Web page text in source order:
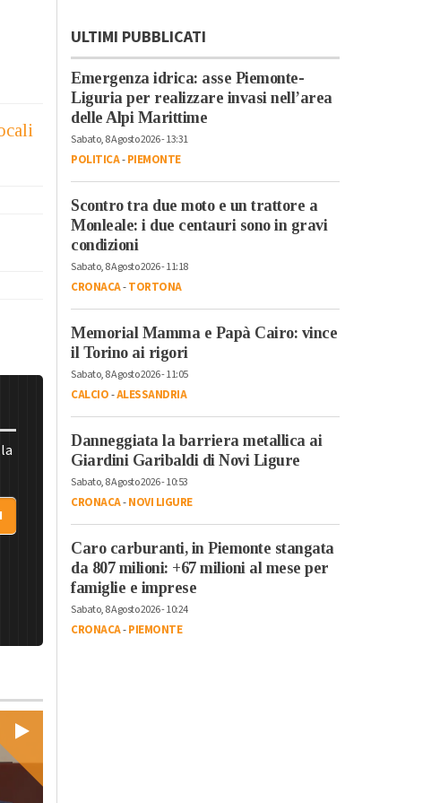
ULTIMI PUBBLICATI
Emergenza idrica: asse Piemonte-
Liguria per realizzare invasi nell’area
delle Alpi Marittime
Sabato, 8 Agosto 2026 - 13:31
POLITICA-PIEMONTE
Scontro tra due moto e un trattore a
Monleale: i due centauri sono in gravi
condizioni
Sabato, 8 Agosto 2026 - 11:18
CRONACA-TORTONA
Memorial Mamma e Papà Cairo: vince
il Torino ai rigori
Sabato, 8 Agosto 2026 - 11:05
CALCIO-ALESSANDRIA
Danneggiata la barriera metallica ai
Giardini Garibaldi di Novi Ligure
Sabato, 8 Agosto 2026 - 10:53
CRONACA-NOVI LIGURE
Caro carburanti, in Piemonte stangata
da 807 milioni: +67 milioni al mese per
famiglie e imprese
Sabato, 8 Agosto 2026 - 10:24
CRONACA-PIEMONTE